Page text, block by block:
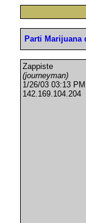
Parti Marijuana
Zappiste
(journeyman)
1/26/03 03:13 PM
142.169.104.204